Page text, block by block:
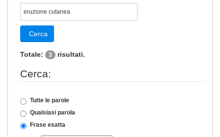
Cerca
Totale: 3 risultati.
Cerca:
Tutte le parole
Qualsiasi parola
Frase esatta